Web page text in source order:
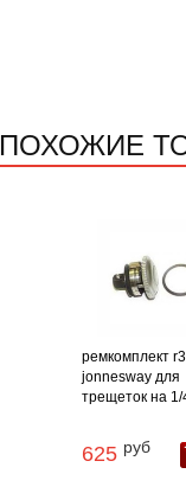
ПОХОЖИЕ
ремкомплект
jonnesway для
трещеток на 1/
625 руб